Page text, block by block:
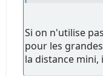
Si on n'utilise
pour les
la distance mini,